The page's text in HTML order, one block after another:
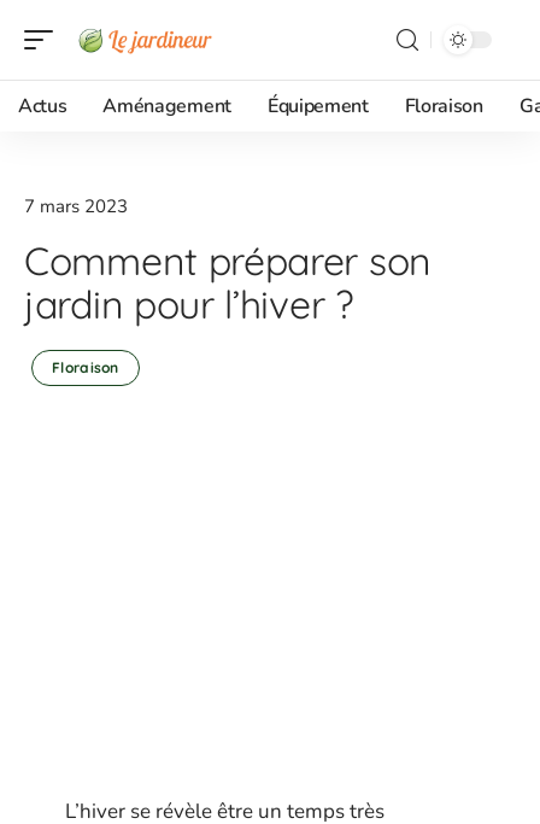
Actus Aménagement Équipement Floraison
7 mars 2023
Comment préparer son
jardin pour l’hiver ?
Floraison
L’hiver se révèle être un temps très